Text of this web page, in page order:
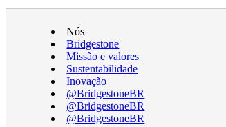
Nós
Bridgestone
Missão e valores
Sustentabilidade
Inovação
@BridgestoneBR
@BridgestoneBR
@BridgestoneBR